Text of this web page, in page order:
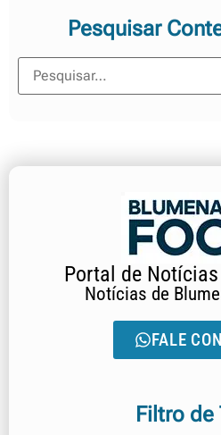
Pesquisar
Portal de
Notícias de
FALE
Filtro de